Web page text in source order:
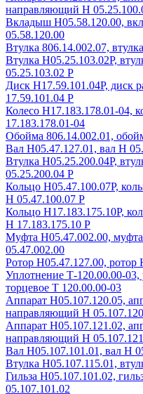
направляющий Н
Вкладыш Н05.58.120.00,
05.58.120.00
Втулка 806.14.002.07,
Втулка Н05.25.103.02Р,
05.25.103.02 Р
Диск Н17.59.101.04Р, диск
17.59.101.04 Р
Колесо Н17.183.178.01-04,
17.183.178.01-04
Обойма 806.14.002.01,
Вал Н05.47.127.01, вал Н
Втулка Н05.25.200.04Р,
05.25.200.04 Р
Кольцо Н05.47.100.07Р,
Н 05.47.100.07 Р
Кольцо Н17.183.175.10Р,
Н 17.183.175.10 Р
Муфта Н05.47.002.00, муфта
05.47.002.00
Ротор Н05.47.127.00, ротор
Уплотнение Т-120.00.00-03,
торцевое Т 120.00.00-03
Аппарат Н05.107.120.05,
направляющий Н
Аппарат Н05.107.121.02,
направляющий Н
Вал Н05.107.101.01, вал Н
Втулка Н05.107.115.01,
Гильза Н05.107.101.02,
05.107.101.02